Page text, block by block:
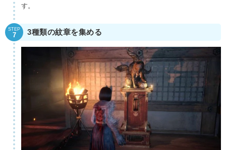
す。
STEP
7 3種類の紋章を集める